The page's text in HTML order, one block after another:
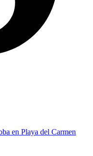
en Playa del Carmen